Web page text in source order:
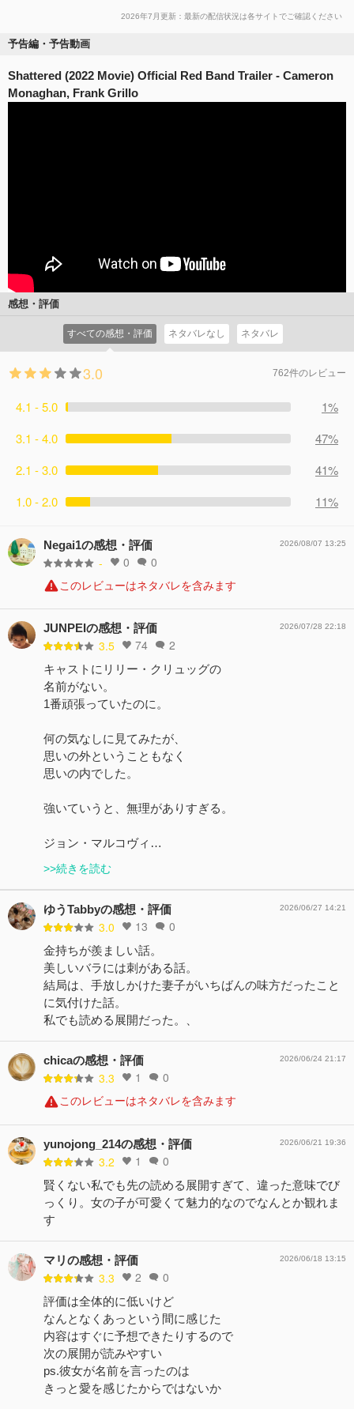
2026年7月更新：最新の配信状況は各サイトでご確認ください
予告編・予告動画
Shattered (2022 Movie) Official Red Band Trailer - Cameron
Monaghan, Frank Grillo
感想・評価
すべての感想・評価 ネタバレなし ネタバレ
3.0 762件のレビュー
4.1 - 5.0
1%
3.1 - 4.0
47%
2.1 - 3.0
41%
1.0 - 2.0
11%
Negai1の感想・評価
- 0 0
2026/08/07 13:25
このレビューはネタバレを含みます
JUNPEIの感想・評価
3.5 74 2
2026/07/28 22:18
キャストにリリー・クリュッグの
名前がない。
1番頑張っていたのに。
何の気なしに見てみたが、
思いの外ということもなく
思いの内でした。
強いていうと、無理がありすぎる。
ジョン・マルコヴィ…
>>続きを読む
ゆうTabbyの感想・評価
3.0 13 0
2026/06/27 14:21
金持ちが羨ましい話。
美しいバラには刺がある話。
結局は、手放しかけた妻子がいちばんの味方だったこと
に気付けた話。
私でも読める展開だった。、
chicaの感想・評価
3.3 1 0
2026/06/24 21:17
このレビューはネタバレを含みます
yunojong_214の感想・評価
3.2 1 0
2026/06/21 19:36
賢くない私でも先の読める展開すぎて、違った意味でび
っくり。女の子が可愛くて魅力的なのでなんとか観れま
す
マリの感想・評価
3.3 2 0
2026/06/18 13:15
評価は全体的に低いけど
なんとなくあっという間に感じた
内容はすぐに予想できたりするので
次の展開が読みやすい
ps.彼女が名前を言ったのは
きっと愛を感じたからではないか